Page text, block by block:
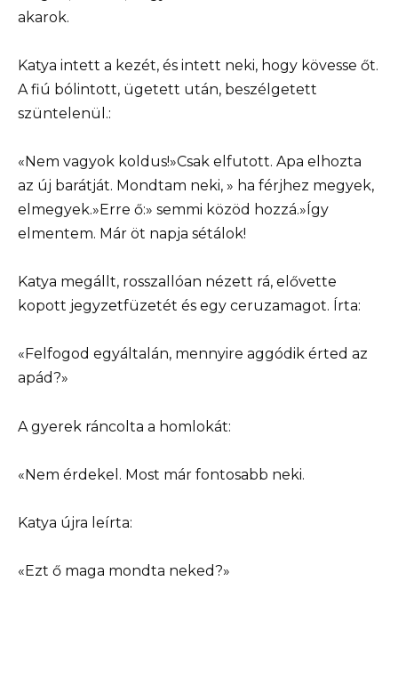
akarok.
Katya intett a kezét, és intett neki, hogy kövesse őt.
A fiú bólintott, ügetett után, beszélgetett
szüntelenül.:
«Nem vagyok koldus!»Csak elfutott. Apa elhozta
az új barátját. Mondtam neki, » ha férjhez megyek,
elmegyek.»Erre ő:» semmi közöd hozzá.»Így
elmentem. Már öt napja sétálok!
Katya megállt, rosszallóan nézett rá, elővette
kopott jegyzetfüzetét és egy ceruzamagot. Írta:
«Felfogod egyáltalán, mennyire aggódik érted az
apád?»
A gyerek ráncolta a homlokát:
«Nem érdekel. Most már fontosabb neki.
Katya újra leírta:
«Ezt ő maga mondta neked?»